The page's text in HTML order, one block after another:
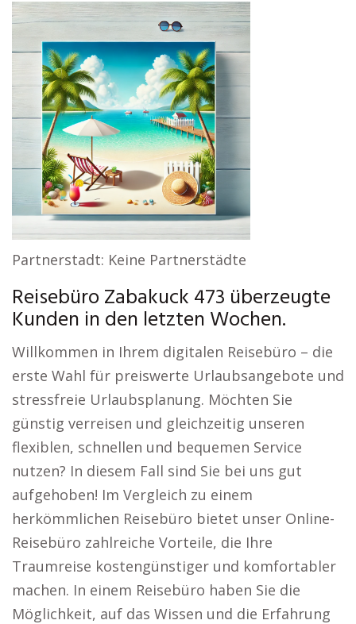
Partnerstadt: Keine Partnerstädte
Reisebüro Zabakuck 473 überzeugte
Kunden in den letzten Wochen.
Willkommen in Ihrem digitalen Reisebüro – die
erste Wahl für preiswerte Urlaubsangebote und
stressfreie Urlaubsplanung. Möchten Sie
günstig verreisen und gleichzeitig unseren
flexiblen, schnellen und bequemen Service
nutzen? In diesem Fall sind Sie bei uns gut
aufgehoben! Im Vergleich zu einem
herkömmlichen Reisebüro bietet unser Online-
Reisebüro zahlreiche Vorteile, die Ihre
Traumreise kostengünstiger und komfortabler
machen. In einem Reisebüro haben Sie die
Möglichkeit, auf das Wissen und die Erfahrung